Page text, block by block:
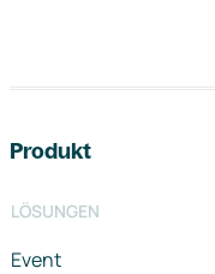
Produkt
LÖSUNGEN
Event